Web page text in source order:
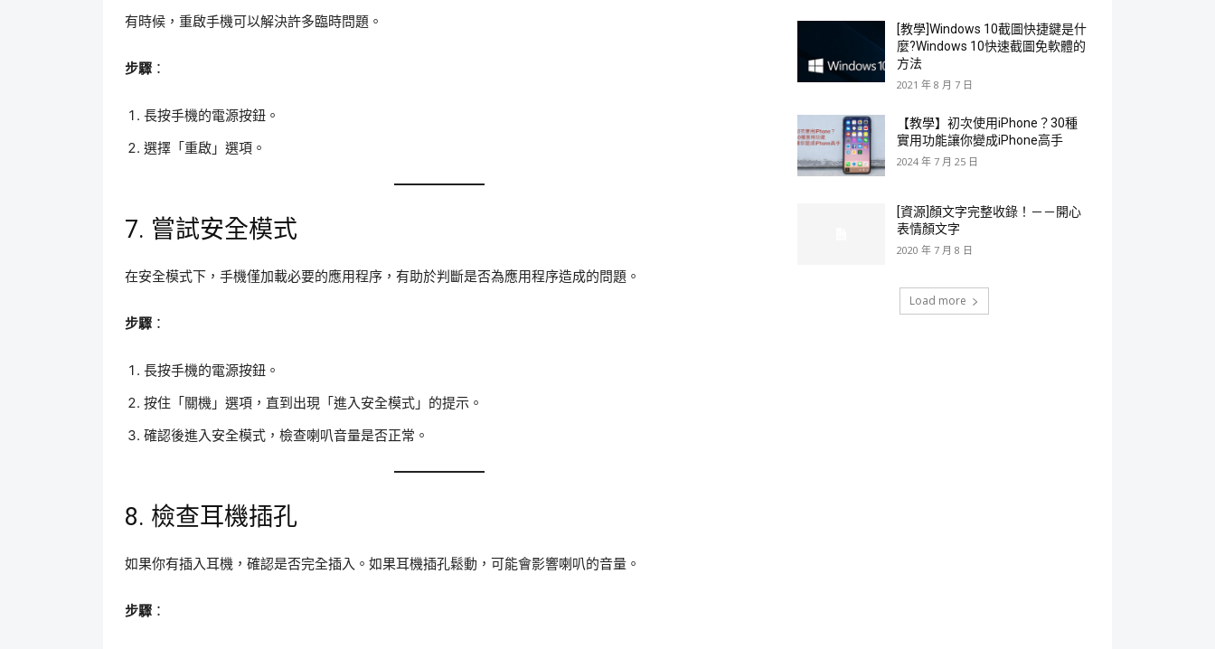
有時候，重啟手機可以解決許多臨時問題。
步驟 ：
長按手機的電源按鈕。
選擇「重啟」選項。
7. 嘗試安全模式
在安全模式下，手機僅加載必要的應用程序，有助於判斷是否為應用程序造成的問題。
步驟 ：
長按手機的電源按鈕。
按住「關機」選項，直到出現「進入安全模式」的提示。
確認後進入安全模式，檢查喇叭音量是否正常。
8. 檢查耳機插孔
如果你有插入耳機，確認是否完全插入。如果耳機插孔鬆動，可能會影響喇叭的音量。
步驟 ：
[教學]Windows 10截圖快捷鍵是什
麼?Windows 10快速截圖免軟體的
方法
2021 年 8 月 7 日
【教學】初次使用iPhone？30種
實用功能讓你變成iPhone高手
2024 年 7 月 25 日
[資源]顏文字完整收錄！－－開心
表情顏文字
2020 年 7 月 8 日
Load more